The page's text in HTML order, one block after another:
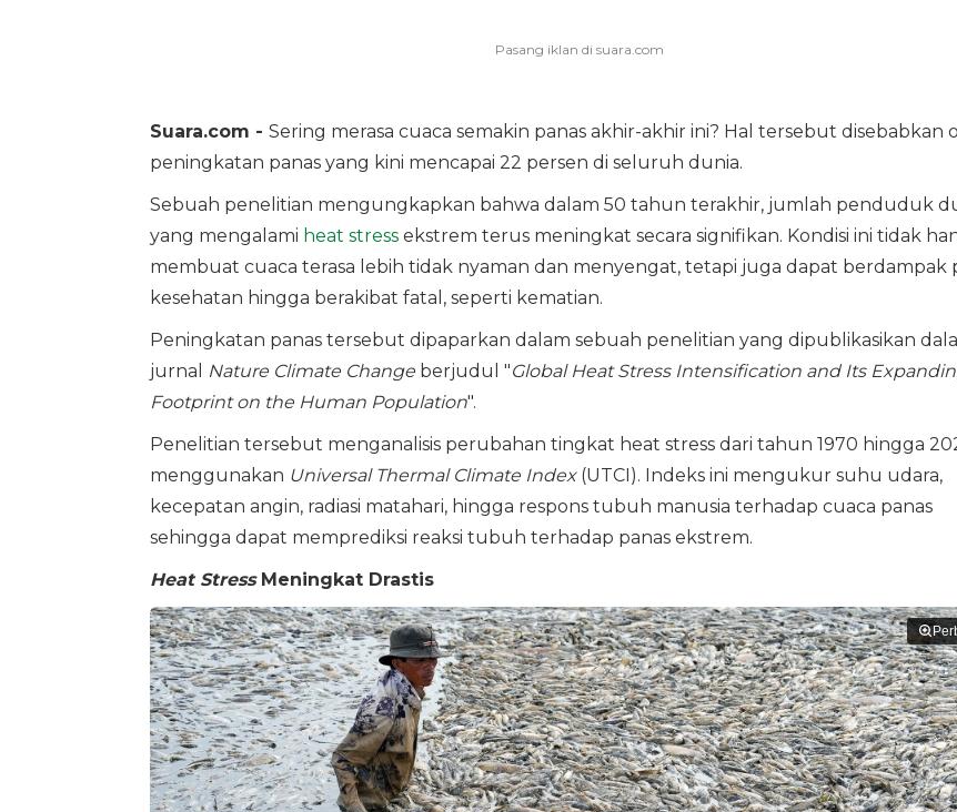
Suara.com - Sering merasa cuaca semakin panas akhir-akhir ini? Hal tersebut disebabkan
peningkatan panas yang kini mencapai 22 persen di seluruh dunia.
Sebuah penelitian mengungkapkan bahwa dalam 50 tahun terakhir, jumlah penduduk
yang mengalami heat stressekstrem terus meningkat secara signifikan. Kondisi ini tidak
membuat cuaca terasa lebih tidak nyaman dan menyengat, tetapi juga dapat berdampak
kesehatan hingga berakibat fatal, seperti kematian.
Peningkatan panas tersebut dipaparkan dalam sebuah penelitian yang dipublikasikan
jurnal
Nature Climate Changeberjudul "Global Heat Stress Intensification and Its
Footprint on the Human Population".
Penelitian tersebut menganalisis perubahan tingkat heat stress dari tahun 1970 hingga
menggunakan Universal Thermal Climate Index(UTCI). Indeks ini mengukur suhu udara,
kecepatan angin, radiasi matahari, hingga respons tubuh manusia terhadap cuaca panas
sehingga dapat memprediksi reaksi tubuh terhadap panas ekstrem.
Heat StressMeningkat Drastis